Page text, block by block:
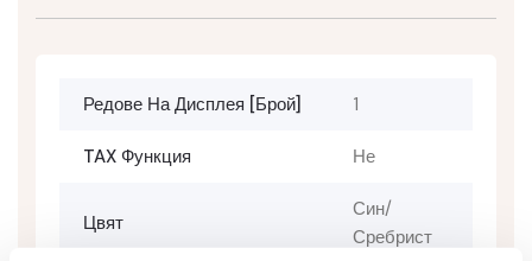
Редове На Дисплея [брой] 1
TAX Функция Не
Цвят
Син/
Сребрист